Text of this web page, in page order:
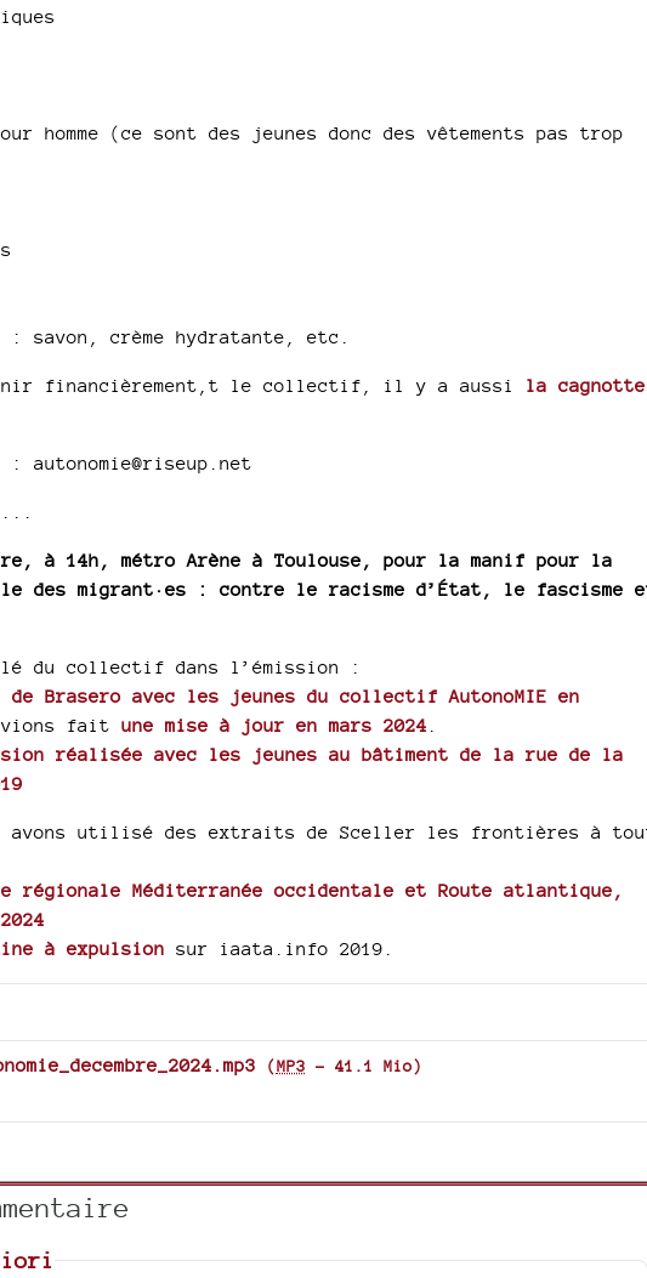
homme (ce sont des jeunes donc des vêtements pas trop
: savon, crème hydratante, etc.
financièrement,t le collectif, il y a aussi la cagnotte
à 14h, métro Arène à Toulouse, pour la manif pour la
des migrant·es : contre le racisme d’État, le fascisme
du collectif dans l’émission :
de Brasero avec les jeunes du collectif AutonoMIE en
fait une mise à jour en mars 2024 .
réalisée avec les jeunes au bâtiment de la rue de la
avons utilisé des extraits de Sceller les frontières à
régionale Méditerranée occidentale et Route atlantique,
à expulsion sur iaata.info 2019.
(MP3 - 41.1 Mio)